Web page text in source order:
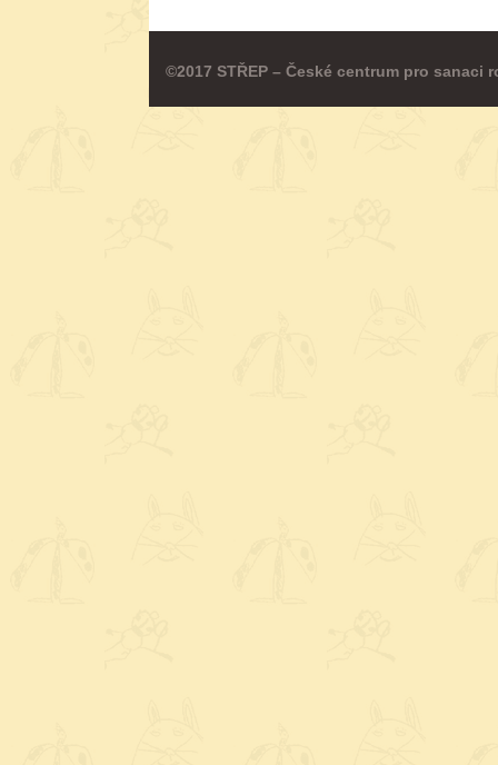
©2017 STŘEP – České centrum pro sanaci